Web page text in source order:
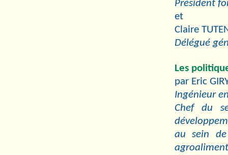
Président
et
Claire
Délégué
Les
par Eric
Ingénieur
Chef du
au sein